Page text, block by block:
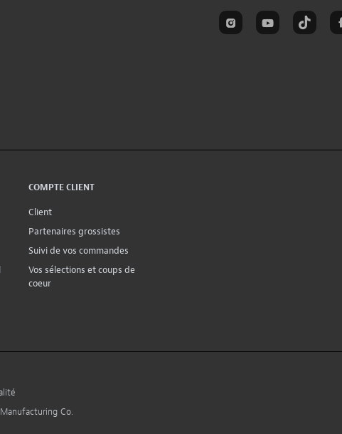
COMPTE CLIENT
Client
Partenaires grossistes
Suivi de vos commandes
Vos sélections et coups de
coeur
Co.